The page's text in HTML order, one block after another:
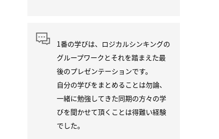
1番の学びは、ロジカルシンキングの
グループワークとそれを踏まえた最
後のプレゼンテーションです。
自分の学びをまとめることは勿論、
一緒に勉強してきた同期の方々の学
びを聞かせて頂くことは得難い経験
でした。